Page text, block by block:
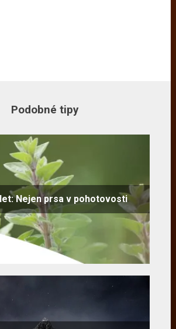
Podobné tipy
Nejen prsa v pohotovosti